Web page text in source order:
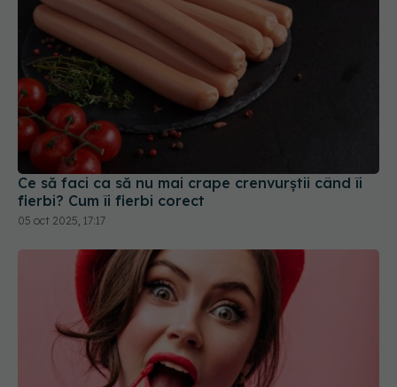
Ce să faci ca să nu mai crape crenvurștii când îi
fierbi? Cum îi fierbi corect
05 oct 2025, 17:17